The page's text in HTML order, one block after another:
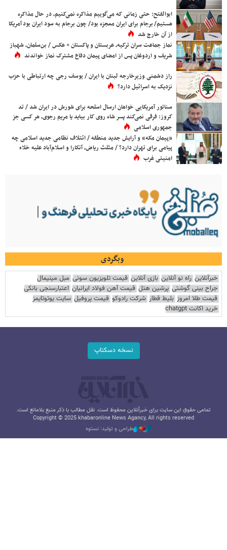
ابوالفتح: حتی زمانی که می‌گوییم مذاکره نمی‌کنیم، در حال مذاکره
هستیم/ برجام برای ایران معجزه بود/ چون برجام به سود ایران بود آمریکا
از آن خارج شد
نماز جماعت سران ترکیه، عربستان و پاکستان + عکس / بن‌سلمان، شهباز
شریف و اردوغان پس از امضای پیمان دفاع مشترک نماز خواندند
راز دشمنی وزیرخارجه لبنان با ایران / یوسف رجی چه ارتباطی با حزب
نزدیک به اسرائیل دارد؟
سناتور آمریکایی خواهان ارسال اسلحه برای شورش در ایران شد / تد
کروز: فرقی نمی‌کند پسر شاه روی کار بیاید یا مریم رجوی، هر کسی جز
جمهوری اسلامی
«پیمان مکه» و آرایش جدید منطقه / ائتلاف نظامی جدید اسلامی چه
پیامی برای تهران دارد؟ / مثلث ریاض، آنکارا و اسلام‌آباد علیه خلاء
امنیتی غرب
وبگردی
خبرآنلاین راه نو آنلاین بازی آنلاین قیمت تلویزیون سونی مبل مینیمال
جراح بینی گوشتی پرشین هتل قیمت آهن فولاد ایرانیان اعتبارسنجی بانکی
قیمت طلا امروز بلیط قطار شرکت رادوکو قیمت پروفیل سایت یوتوتایمز
خرید اکانت chatgpt
نسخه دسکتاپ
تمامی حقوق این سایت برای خبرآنلاین محفوظ است. نقل مطالب با ذکر منبع بلامانع است.
Copyright © 2025 khabaronline News Agancy, All rights reserved
طراحی و تولید: نستوه